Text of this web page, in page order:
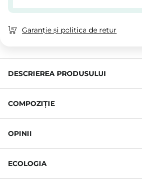
Garanție și politica de retur
DESCRIEREA PRODUSULUI
COMPOZIŢIE
OPINII
ECOLOGIA